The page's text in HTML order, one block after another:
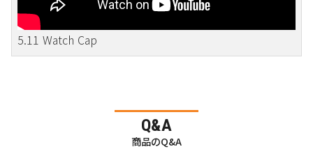
5.11 Watch Cap
Q&A
商品のQ&A